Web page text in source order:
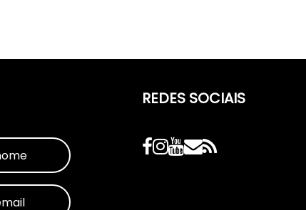
REDES SOCIAIS